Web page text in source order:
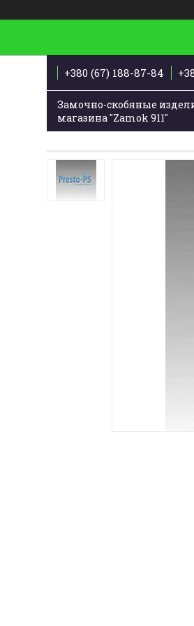
+380 (67) 188-87-84
Замочно-скобяные
магазина "Zamok 911"